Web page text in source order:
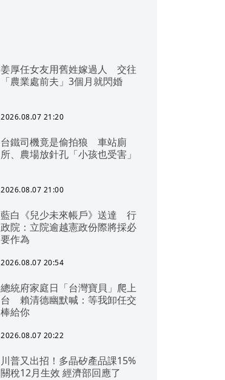
姜厚任女友用舊姓嫁過人 交往
「農業處前夫」3個月就閃婚
2026.08.07 21:20
台鐵司機竟是偷拍狼 車站廁
所、農場放針孔「小孩也受害」
2026.08.07 21:00
藍白《兒少未來帳戶》送達 行
政院：立院逾越憲政份際將採必
要作為
2026.08.07 20:54
總統府家庭日「台灣寶貝」爬上
台 賴清德幽默喊：等我卸任交
棒給你
2026.08.07 20:22
川普又出招！多晶矽產品課15%
關稅12月生效 經濟部回應了